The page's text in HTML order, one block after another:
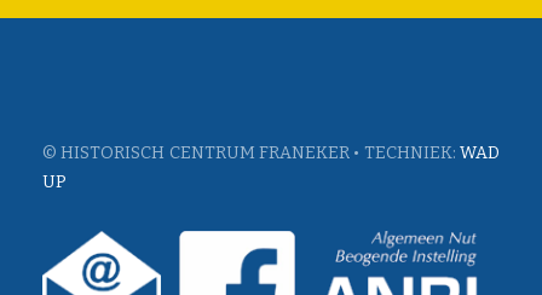
© HISTORISCH CENTRUM FRANEKER • TECHNIEK: WAD
UP